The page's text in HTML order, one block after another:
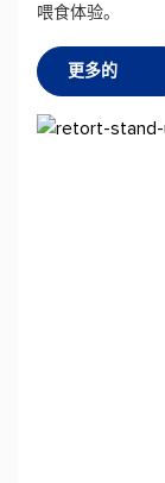
喂食体验。
更多的